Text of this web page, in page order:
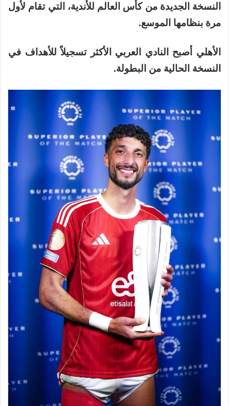
النسخة الجديدة من كأس العالم للأندية، التي تقام لأول
مرة بنظامها الموسع.
الأهلي أصبح النادي العربي الأكثر تسجيلاً للأهداف في
النسخة الحالية من البطولة.